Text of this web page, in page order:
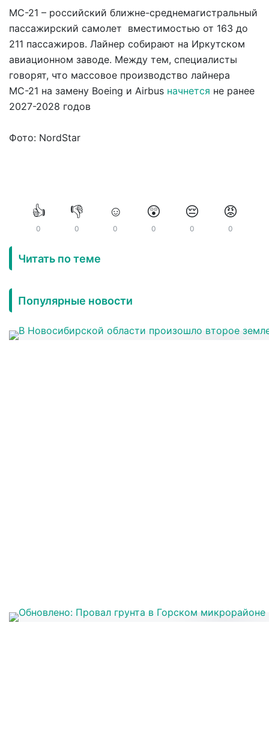
МС-21 – российский ближне-среднемагистральный
пассажирский самолет вместимостью от 163 до
211 пассажиров. Лайнер собирают на Иркутском
авиационном заводе. Между тем, специалисты
говорят, что массовое производство лайнера
МС-21 на замену Boeing и Airbus начнется не ранее
2027-2028 годов
Фото: NordStar
👍
0
👎
0
☺️
0
😲
0
😔
0
😡
0
Читать по теме
Популярные новости